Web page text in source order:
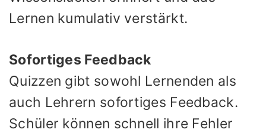
Lernen kumulativ verstärkt.
Sofortiges Feedback
Quizzen gibt sowohl Lernenden als
auch Lehrern sofortiges Feedback.
Schüler können schnell ihre Fehler